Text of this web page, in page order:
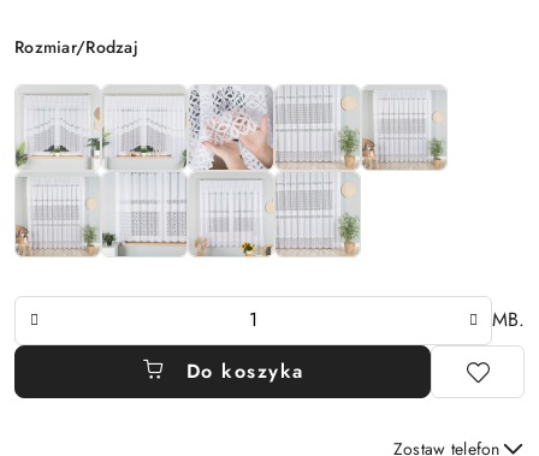
Wariant
Rozmiar/Rodzaj
Ilość
MB.
Do koszyka
Zostaw telefon